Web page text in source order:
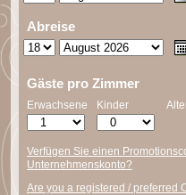
Abreise
Gäste pro Zimmer
Erwachsene Kinder
Verfügen Sie einen
Unternehmenskonto?
Are you a registered / preferred